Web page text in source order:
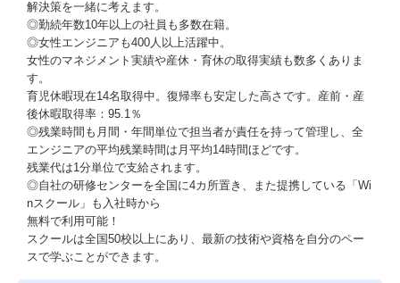
解決策を一緒に考えます。
◎勤続年数10年以上の社員も多数在籍。
◎女性エンジニアも400人以上活躍中。
女性のマネジメント実績や産休・育休の取得実績も数多くありま
す。
育児休暇現在14名取得中。復帰率も安定した高さです。産前・産
後休暇取得率：95.1％
◎残業時間も月間・年間単位で担当者が責任を持って管理し、全
エンジニアの平均残業時間は月平均14時間ほどです。
残業代は1分単位で支給されます。
◎自社の研修センターを全国に4カ所置き、また提携している「Wi
nスクール」も入社時から
無料で利用可能！
スクールは全国50校以上にあり、最新の技術や資格を自分のペー
スで学ぶことができます。